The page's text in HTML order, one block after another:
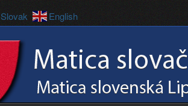
Slovak English